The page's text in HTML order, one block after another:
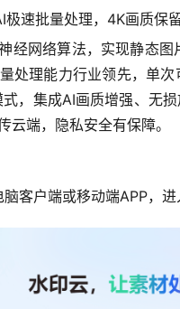
速批量处理，4K画质保
经网络算法，实现静态
处理能力行业领先，单
，集成AI画质增强、无
云端，隐私安全有保障。
客户端或移动端APP，